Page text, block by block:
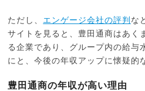
ただし、 エンゲージ会社の評判 な
サイトを見ると、豊田通商はあく
る企業であり、グループ内の給与
にと、今後の年収アップに懐疑的
豊田通商の年収が高い理由